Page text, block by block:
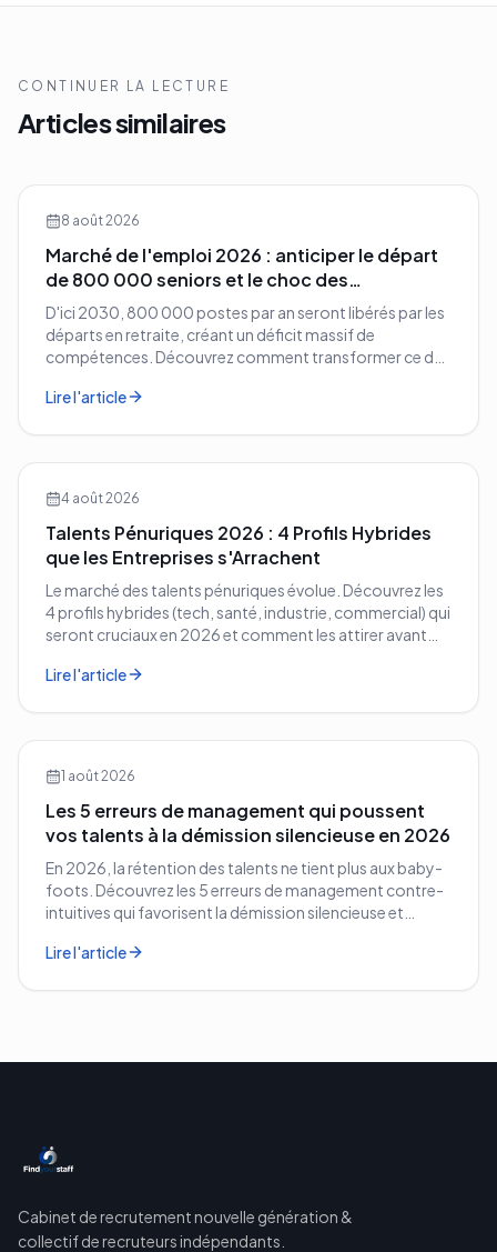
CONTINUER LA LECTURE
Articles similaires
8 août 2026
Marché de l'emploi 2026 : anticiper le départ
de 800 000 seniors et le choc des
compétences
D'ici 2030, 800 000 postes par an seront libérés par les
départs en retraite, créant un déficit massif de
compétences. Découvrez comment transformer ce défi
entreprise.
Lire l'article
4 août 2026
Talents Pénuriques 2026 : 4 Profils Hybrides
que les Entreprises s'Arrachent
Le marché des talents pénuriques évolue. Découvrez les
4 profils hybrides (tech, santé, industrie, commercial) qui
seront cruciaux en 2026 et comment les attirer avant
Lire l'article
1 août 2026
Les 5 erreurs de management qui poussent
vos talents à la démission silencieuse en 2026
En 2026, la rétention des talents ne tient plus aux baby-
foots. Découvrez les 5 erreurs de management contre-
intuitives qui favorisent la démission silencieuse et
Lire l'article
Cabinet de recrutement nouvelle génération &
collectif de recruteurs indépendants.